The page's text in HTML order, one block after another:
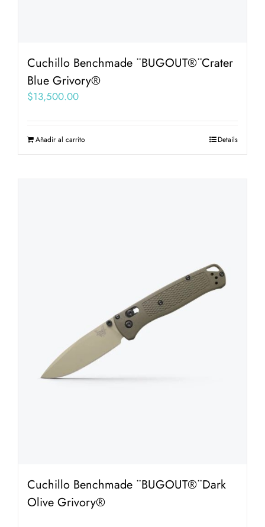
Cuchillo Benchmade ¨BUGOUT®¨Crater
Blue Grivory®
$13,500.00
Añadir al carrito Details
Cuchillo Benchmade ¨BUGOUT®¨Dark
Olive Grivory®